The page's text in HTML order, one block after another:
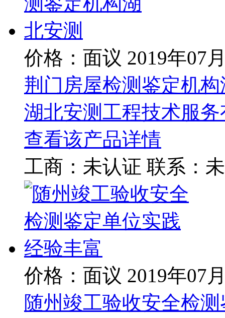
价格：面议 2019年07
荆门房屋检测鉴定机
湖北安测工程技术服
查看该产品详情
工商： 未认证 联系：
价格：面议 2019年07
随州竣工验收安全检